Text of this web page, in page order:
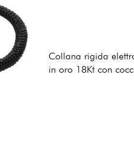
Collana rigida
in oro 18Kt con